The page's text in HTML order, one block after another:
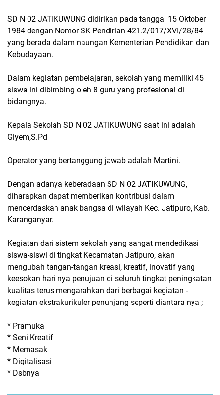
SD N 02 JATIKUWUNG didirikan pada tanggal 15 Oktober
1984 dengan Nomor SK Pendirian 421.2/017/XVI/28/84
yang berada dalam naungan Kementerian Pendidikan dan
Kebudayaan.
Dalam kegiatan pembelajaran, sekolah yang memiliki 45
siswa ini dibimbing oleh 8 guru yang profesional di
bidangnya.
Kepala Sekolah SD N 02 JATIKUWUNG saat ini adalah
Giyem,S.Pd
Operator yang bertanggung jawab adalah Martini.
Dengan adanya keberadaan SD N 02 JATIKUWUNG,
diharapkan dapat memberikan kontribusi dalam
mencerdaskan anak bangsa di wilayah Kec. Jatipuro, Kab.
Karanganyar.
Kegiatan dari sistem sekolah yang sangat mendedikasi
siswa-siswi di tingkat Kecamatan Jatipuro, akan
mengubah tangan-tangan kreasi, kreatif, inovatif yang
keesokan hari nya penujuan di seluruh tingkat peningkatan
kualitas terus mengarahkan dari berbagai kegiatan -
kegiatan ekstrakurikuler penunjang seperti diantara nya ;
* Pramuka
* Seni Kreatif
* Memasak
* Digitalisasi
* Dsbnya